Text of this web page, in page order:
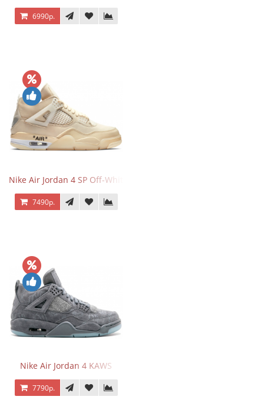
6990р.
Nike Air Jordan 4 SP Off-White Sail
7490р.
Nike Air Jordan 4 KAWS
7790р.